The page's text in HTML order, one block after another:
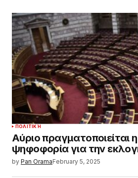
ΠΟΛΙΤΙΚΉ
Αύριο πραγματοποιείται
ψηφοφορία για την
by Pan OramaFebruary 5, 2025